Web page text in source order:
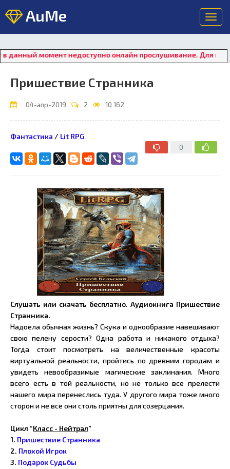
AuMe
момент недоступно онлайн прослушивание. Для
Пришествие Странника
04-апр-2019 2 10 162
0
Фантастика / Lit RPG
Слушать или скачать бесплатно. Аудиокнига Пришествие
Странника.
Надоела обычная жизнь? Скука и однообразие навешивают
свою пелену серости? Одна работа и никакого отдыха?
Тогда стоит посмотреть на величественные красоты
виртуальной реальности, пройтись по древним городам и
увидеть невообразимые магические заклинания. Много
всего есть в той реальности, но не только все прелести
нашего мира перенеслись туда. У другого мира тоже много
сторон и не все они столь приятны для созерцания.
Цикл “Класс - Нейтрал”
1. Пришествие Странника
2. Плохой Игрок
3. Подарок Судьбы